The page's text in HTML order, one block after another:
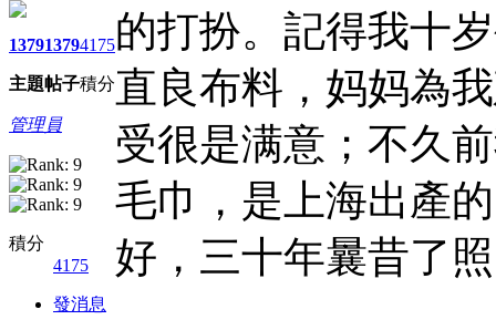
1379
主題
1379
帖子
4175
積分
管理員
積分
4175
發消息
的打扮。記得我十
直良布料，妈妈為
受很是满意；不久
毛巾，是上海出產
好，三十年曩昔了